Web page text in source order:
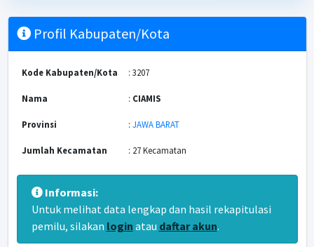
Profil Kabupaten/Kota
Kode Kabupaten/Kota : 3207
Nama : CIAMIS
Provinsi : JAWA BARAT
Jumlah Kecamatan : 27 Kecamatan
Informasi:
Untuk melihat data lengkap dan hasil rekapitulasi
pemilu, silakan login atau daftar akun.